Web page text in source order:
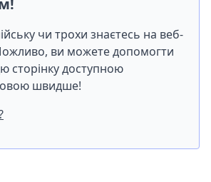
чи трохи знаєтесь на веб-
ви можете допомогти
сторінку доступною
швидше!